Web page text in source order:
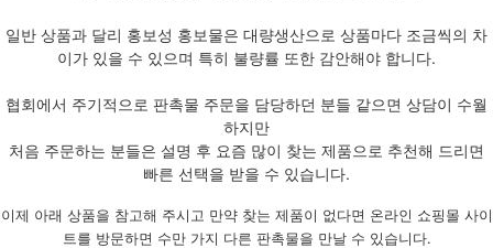
일반 상품과 달리 홍보성 홍보물은 대량생산으로 상품마다 조금씩의 차
이가 있을 수 있으며 특히 불량률 또한 감안해야 합니다.
협회에서 주기적으로 판촉물 주문을 담당하던 분들 같으면 상담이 수월
하지만
처음 주문하는 분들은 설명 후 요즘 많이 찾는 제품으로 추천해 드리면
빠른 선택을 받을 수 있습니다.
이제 아래 상품을 참고해 주시고 만약 찾는 제품이 없다면 온라인 쇼핑몰 사이
트를 방문하면 수만 가지 다른 판촉물을 만날 수 있습니다.